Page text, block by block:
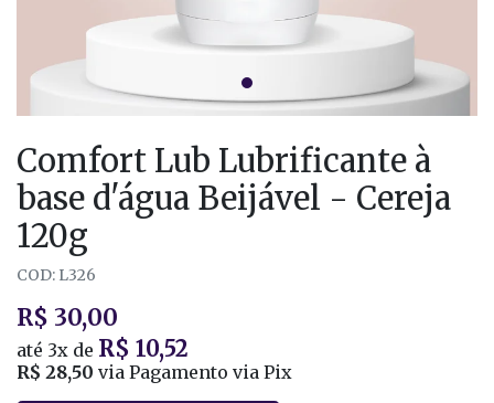
Comfort Lub Lubrificante à
base d'água Beijável - Cereja
120g
COD: L326
R$ 30,00
até 3x de R$ 10,52
R$ 28,50 via Pagamento via Pix